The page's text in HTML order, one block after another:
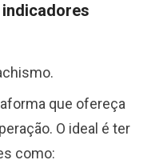
que ofereça
O ideal é ter
como: